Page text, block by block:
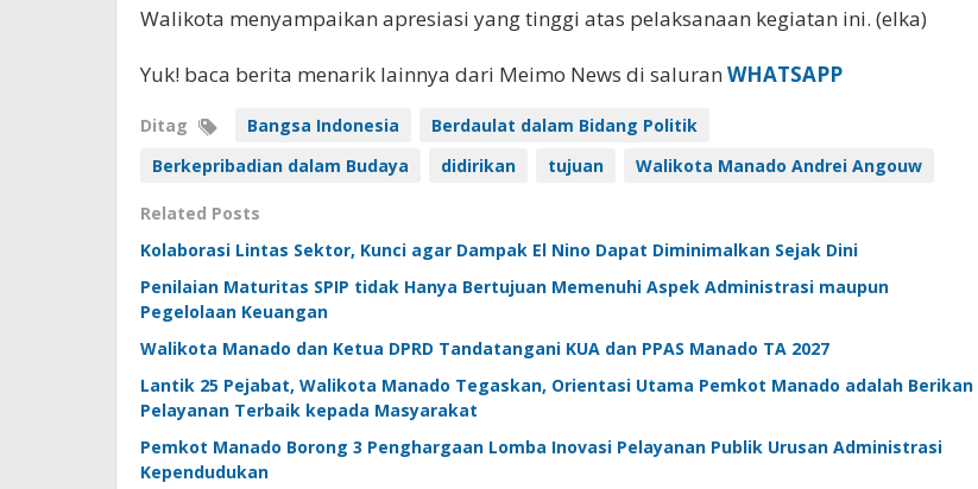
Walikota menyampaikan apresiasi yang tinggi atas pelaksanaan kegiatan ini. (elka)
Yuk! baca berita menarik lainnya dari Meimo News di saluran WHATSAPP
Ditag Bangsa Indonesia
Berdaulat dalam Bidang Politik
Berkepribadian dalam Budaya
didirikan tujuan Walikota Manado Andrei Angouw
Related Posts
Kolaborasi Lintas Sektor, Kunci agar Dampak El Nino Dapat Diminimalkan Sejak Dini
Penilaian Maturitas SPIP tidak Hanya Bertujuan Memenuhi Aspek Administrasi maupun
Pegelolaan Keuangan
Walikota Manado dan Ketua DPRD Tandatangani KUA dan PPAS Manado TA 2027
Lantik 25 Pejabat, Walikota Manado Tegaskan, Orientasi Utama Pemkot Manado adalah Berikan
Pelayanan Terbaik kepada Masyarakat
Pemkot Manado Borong 3 Penghargaan Lomba Inovasi Pelayanan Publik Urusan Administrasi
Kependudukan